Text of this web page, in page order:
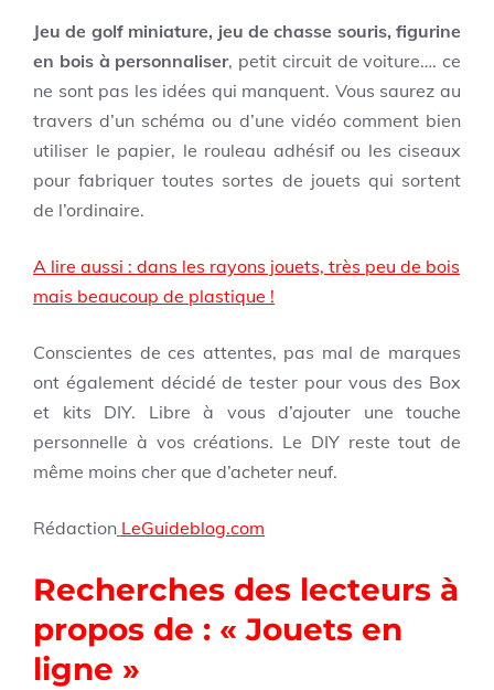
Jeu de golf miniature, jeu de chasse souris, figurine
en bois à personnaliser, petit circuit de voiture…. ce
ne sont pas les idées qui manquent. Vous saurez au
travers d’un schéma ou d’une vidéo comment bien
utiliser le papier, le rouleau adhésif ou les ciseaux
pour fabriquer toutes sortes de jouets qui sortent
de l’ordinaire.
A lire aussi : dans les rayons jouets, très peu de bois
mais beaucoup de plastique !
Conscientes de ces attentes, pas mal de marques
ont également décidé de tester pour vous des Box
et kits DIY. Libre à vous d’ajouter une touche
personnelle à vos créations. Le DIY reste tout de
même moins cher que d’acheter neuf.
Rédaction LeGuideblog.com
Recherches des lecteurs à
propos de : « Jouets en
ligne »